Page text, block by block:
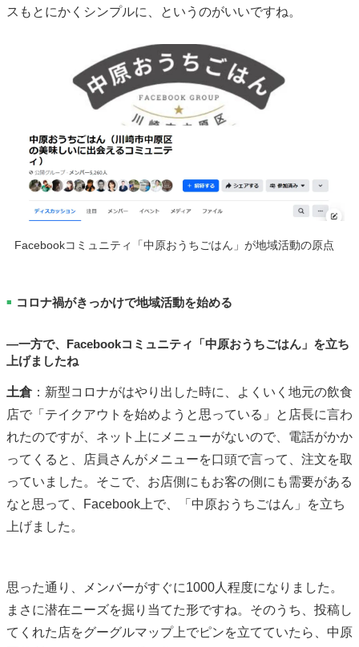
スもとにかくシンプルに、というのがいいですね。
Facebookコミュニティ「中原おうちごはん」が地域活動の原点
■ コロナ禍がきっかけで地域活動を始める
―一方で、Facebookコミュニティ「中原おうちごはん」を立ち
上げましたね
土倉：新型コロナがはやり出した時に、よくいく地元の飲食
店で「テイクアウトを始めようと思っている」と店長に言わ
れたのですが、ネット上にメニューがないので、電話がかか
ってくると、店員さんがメニューを口頭で言って、注文を取
っていました。そこで、お店側にもお客の側にも需要がある
なと思って、
Facebook 上で、「中原おうちごはん」を立ち
上げました。
思った通り、メンバーがすぐに1000 人程度になりました。
まさに潜在ニーズを掘り当てた形ですね。そのうち、投稿し
てくれた店をグーグルマップ上でピンを立てていたら、中原